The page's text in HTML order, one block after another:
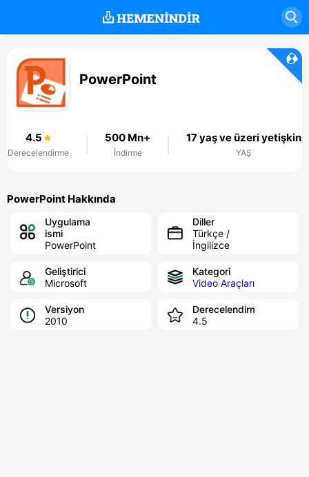
PowerPoint
4.5
Derecelendirme
500 Mn+
İndirme
17 yaş ve üzeri yetişkin
YAŞ
PowerPoint Hakkında
Uygulama
ismi
PowerPoint
Diller
Türkçe /
İngilizce
Geliştirici
Microsoft
Kategori
Video Araçları
Versiyon
2010
Derecelendirme
4.5